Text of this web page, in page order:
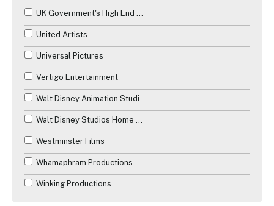
UK Government's High End Television Tax Relief
United Artists
Universal Pictures
Vertigo Entertainment
Walt Disney Animation Studios
Walt Disney Studios Home Entertainment
Westminster Films
Whamaphram Productions
Winking Productions